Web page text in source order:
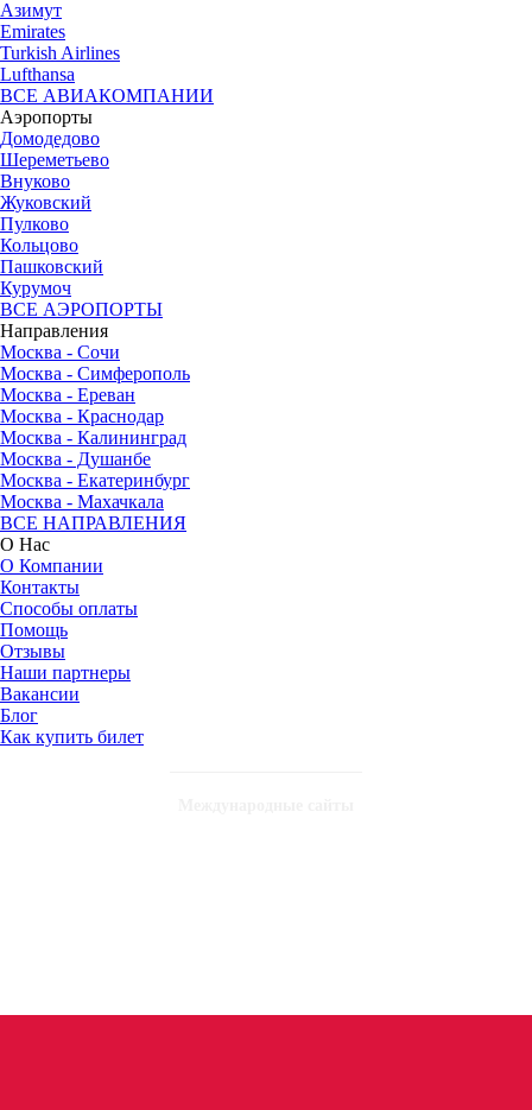
Азимут
Emirates
Turkish Airlines
Lufthansa
ВСЕ АВИАКОМПАНИИ
Аэропорты
Домодедово
Шереметьево
Внуково
Жуковский
Пулково
Кольцово
Пашковский
Курумоч
ВСЕ АЭРОПОРТЫ
Направления
Москва - Сочи
Москва - Симферополь
Москва - Ереван
Москва - Краснодар
Москва - Калининград
Москва - Душанбе
Москва - Екатеринбург
Москва - Махачкала
ВСЕ НАПРАВЛЕНИЯ
О Нас
О Компании
Контакты
Способы оплаты
Помощь
Отзывы
Наши партнеры
Вакансии
Блог
Как купить билет